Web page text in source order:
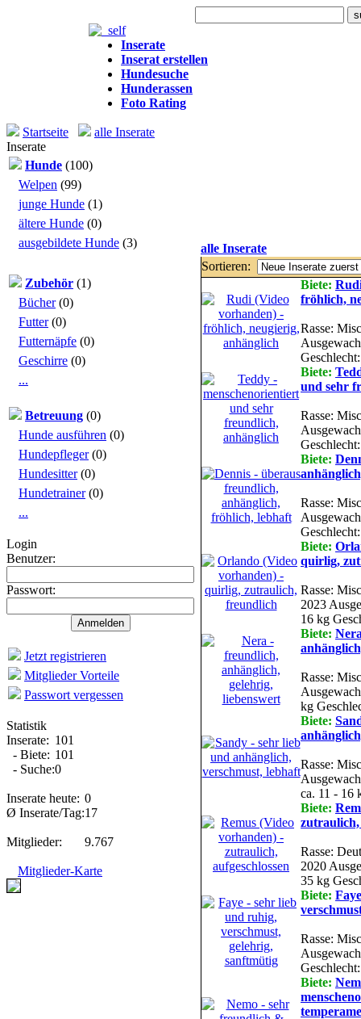
Inserate
Inserat erstellen
Hundesuche
Hunderassen
Foto Rating
Startseite
alle Inserate
Inserate
Hunde (100)
Welpen (99)
junge Hunde (1)
ältere Hunde (0)
ausgebildete Hunde (3)
Zubehör (1)
Bücher(0)
Futter(0)
Futternäpfe (0)
Geschirre (0)
...
Betreuung (0)
Hunde ausführen (0)
Hundepfleger(0)
Hundesitter(0)
Hundetrainer(0)
...
Login
Benutzer:
Passwort:
Jetzt registrieren
Mitglieder Vorteile
Passwort vergessen
Statistik
Inserate: 101
- Biete: 101
- Suche:0
Inserate heute: 0
Ø Inserate/Tag:17
Mitglieder: 9.767
Mitglieder-Karte
alle Inserate
Sortieren:
Biete:
fröhlich,
Rasse:
Biete:
und sehr
Rasse:
Biete:
Rasse:
Biete:
quirlig,
Rasse:
2023
16 kg
Biete:
Rasse:
kg
Biete:
Rasse:
ca. 11 - 16
Biete:
zutraulich,
Rasse:
2020
35 kg
Biete:
Rasse:
Biete: